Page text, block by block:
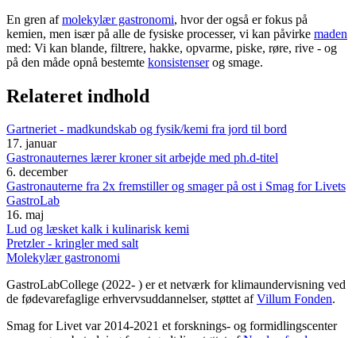
En gren afmolekylær gastronomi, hvor der også er fokus på
kemien, men især på alle de fysiske processer, vi kan påvirke maden
med: Vi kan blande, filtrere, hakke, opvarme, piske, røre, rive - og
på den måde opnå bestemte konsistenserog smage.
Relateret indhold
Gartneriet - madkundskab og fysik/kemi fra jord til bord
17. januar
Gastronauternes lærer kroner sit arbejde med ph.d-titel
6. december
Gastronauterne fra 2x fremstiller og smager på ost i Smag for Livets
GastroLab
16. maj
Lud og læsket kalk i kulinarisk kemi
Pretzler - kringler med salt
Molekylær gastronomi
GastroLabCollege (2022- ) er et netværk for klimaundervisning ved
de fødevarefaglige erhvervsuddannelser, støttet afVillum Fonden.
Smag for Livet var 2014-2021 et forsknings- og formidlingscenter